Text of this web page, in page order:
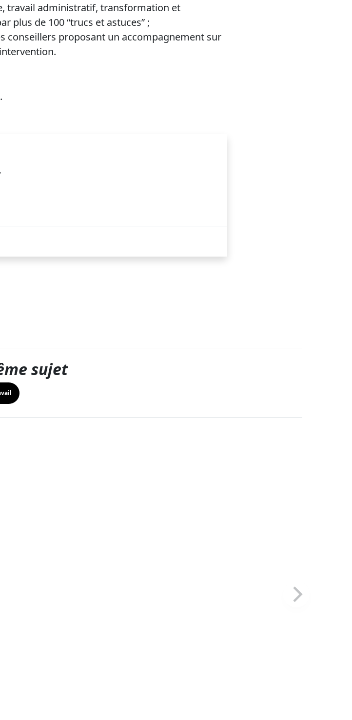
travail administratif, transformation et
plus de 100 “trucs et astuces” ;
conseillers proposant un accompagnement sur
sujet